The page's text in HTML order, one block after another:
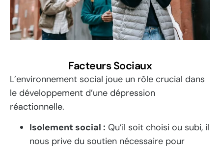
Facteurs Sociaux
L’environnement social joue un rôle crucial dans
le développement d’une dépression
réactionnelle.
Isolement social : Qu’il soit choisi ou subi, il
nous prive du soutien nécessaire pour